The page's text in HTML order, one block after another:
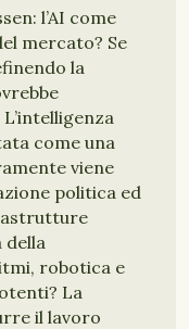
l’AI come
mercato? Se
la
come una
viene
politica ed
della
robotica e
La
il lavoro